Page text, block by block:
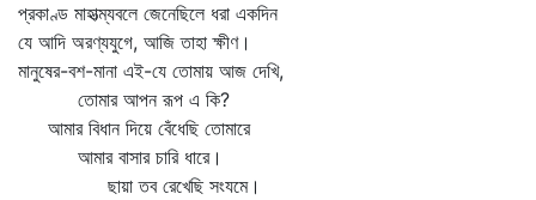
প্রকাণ্ড মাহাত্ম্যবলে জেনেছিলে ধরা একদিন
যে আদি অরণ্যযুগে, আজি তাহা ক্ষীণ।
মানুষের-বশ-মানা এই-যে তোমায় আজ দেখি,
তোমার আপন রূপ এ কি?
আমার বিধান দিয়ে বেঁধেছি তোমারে
আমার বাসার চারি ধারে।
ছায়া তব রেখেছি সংযমে।